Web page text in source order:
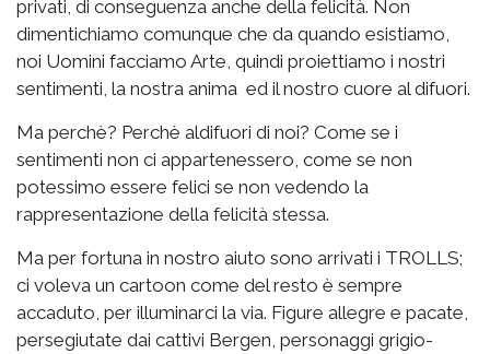
privati, di conseguenza anche della felicità. Non
dimentichiamo comunque che da quando esistiamo,
noi Uomini facciamo Arte, quindi proiettiamo i nostri
sentimenti, la nostra anima ed il nostro cuore al difuori.
Ma perchè? Perchè aldifuori di noi? Come se i
sentimenti non ci appartenessero, come se non
potessimo essere felici se non vedendo la
rappresentazione della felicità stessa.
Ma per fortuna in nostro aiuto sono arrivati i TROLLS;
ci voleva un cartoon come del resto è sempre
accaduto, per illuminarci la via. Figure allegre e pacate,
persegiutate dai cattivi Bergen, personaggi grigio-